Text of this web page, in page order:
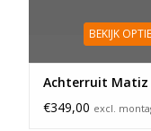
BEKIJK
Achterruit Matiz
€349,00 excl.